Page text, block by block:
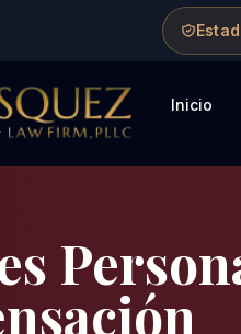
Inicio